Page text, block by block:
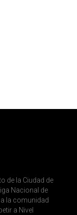
de la Ciudad de
Nacional de
la comunidad
a Nivel